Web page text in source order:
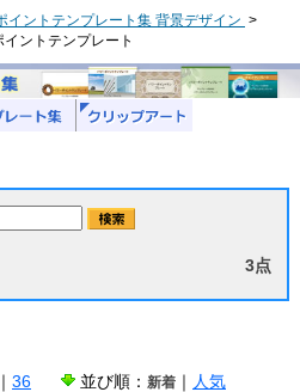
イントテンプレート集 背景デザイン
ントテンプレート
3点
｜ 36 並び順： 新着 ｜ 人気